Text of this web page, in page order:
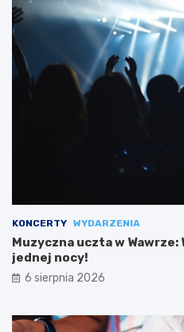
KONCERTY WYDARZENIA
Muzyczna uczta w Wawrze:
jednej nocy!
6 sierpnia 2026